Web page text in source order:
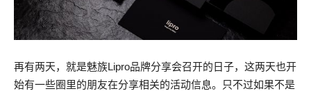
再有两天，就是魅族Lipro品牌分享会召开的日子，这两天也开
始有一些圈里的朋友在分享相关的活动信息。只不过如果不是